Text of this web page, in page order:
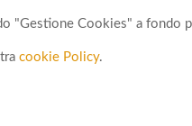
"Gestione Cookies" a fondo
cookie Policy.